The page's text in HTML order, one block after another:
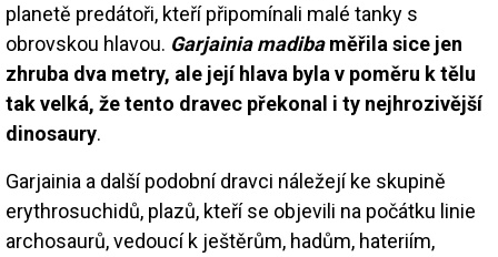
planetě predátoři, kteří připomínali malé tanky s
obrovskou hlavou. Garjainia madibaměřila sice jen
zhruba dva metry, ale její hlava byla v poměru k tělu
tak velká, že tento dravec překonal i ty nejhrozivější
dinosaury.
Garjainia a další podobní dravci náležejí ke skupině
erythrosuchidů, plazů, kteří se objevili na počátku linie
archosaurů, vedoucí k ještěrům, hadům, hateriím,